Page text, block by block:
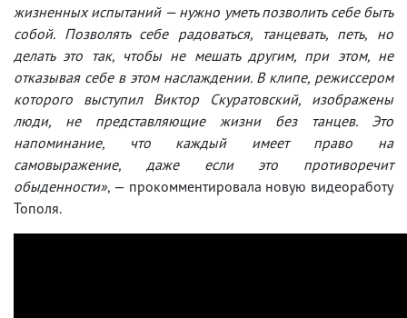
жизненных испытаний — нужно уметь позволить себе быть
собой. Позволять себе радоваться, танцевать, петь, но
делать это так, чтобы не мешать другим, при этом, не
отказывая себе в этом наслаждении. В клипе, режиссером
которого выступил Виктор Скуратовский, изображены
люди, не представляющие жизни без танцев. Это
напоминание, что каждый имеет право на
самовыражение, даже если это противоречит
обыденности», — прокомментировала новую видеоработу
Тополя.